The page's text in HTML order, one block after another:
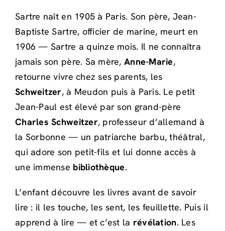
Sartre naît en 1905 à Paris. Son père, Jean-
Baptiste Sartre, officier de marine, meurt en
1906 — Sartre a quinze mois. Il ne connaîtra
jamais son père. Sa mère,Anne-Marie,
retourne vivre chez ses parents, les
Schweitzer, à Meudon puis à Paris. Le petit
Jean-Paul est élevé par son grand-père
Charles Schweitzer, professeur d’allemand à
la Sorbonne — un patriarche barbu, théâtral,
qui adore son petit-fils et lui donne accès à
une immense bibliothèque.
L’enfant découvre les livres avant de savoir
lire : il les touche, les sent, les feuillette. Puis il
apprend à lire — et c’est la révélation. Les